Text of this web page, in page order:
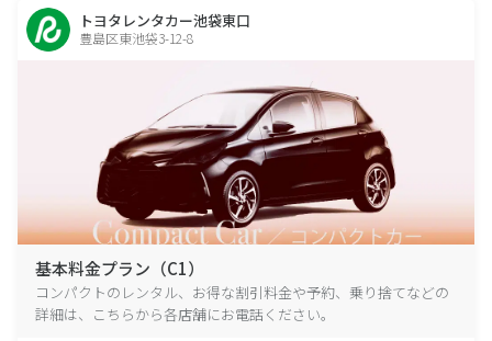
トヨタレンタカー池袋東口
豊島区東池袋3-12-8
基本料金プラン（C1）
コンパクトのレンタル、お得な割引料金や予約、乗り捨てなどの
詳細は、こちらから各店舗にお電話ください。